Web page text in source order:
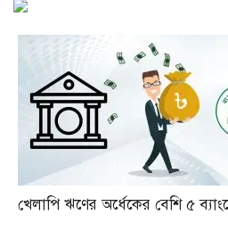
খেলাপি ঋণের অর্ধেকের বেশি ৫